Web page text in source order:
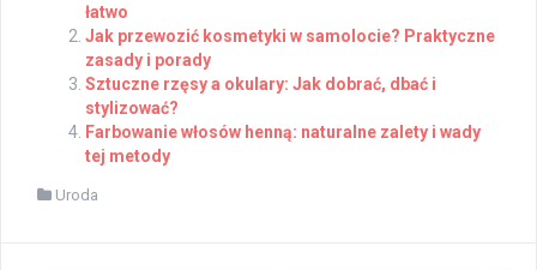
łatwo
Jak przewozić kosmetyki w samolocie? Praktyczne
zasady i porady
Sztuczne rzęsy a okulary: Jak dobrać, dbać i
stylizować?
Farbowanie włosów henną: naturalne zalety i wady
tej metody
Uroda